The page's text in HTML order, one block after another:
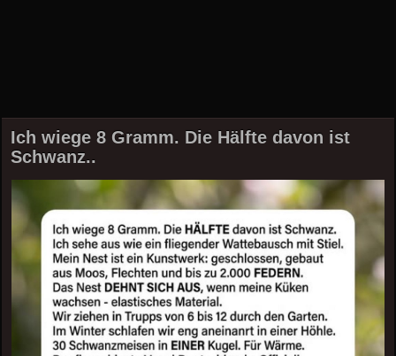
Ich wiege 8 Gramm. Die Hälfte davon ist
Schwanz..